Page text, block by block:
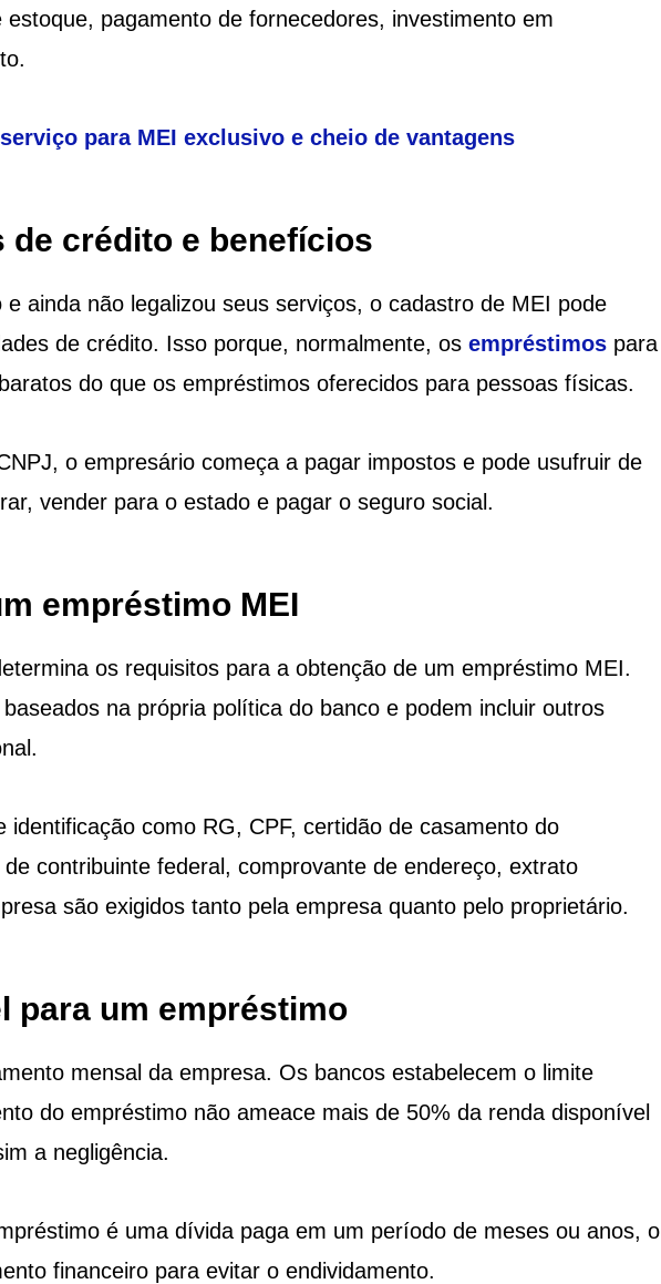
pagamento de fornecedores, investimento em
para MEI exclusivo e cheio de vantagens
de crédito e benefícios
ainda não legalizou seus serviços, o cadastro de MEI pode
de crédito. Isso porque, normalmente, os empréstimospara
do que os empréstimos oferecidos para pessoas físicas.
o empresário começa a pagar impostos e pode usufruir de
vender para o estado e pagar o seguro social.
empréstimo MEI
os requisitos para a obtenção de um empréstimo MEI.
na própria política do banco e podem incluir outros
identificação como RG, CPF, certidão de casamento do
contribuinte federal, comprovante de endereço, extrato
são exigidos tanto pela empresa quanto pelo proprietário.
para um empréstimo
mensal da empresa. Os bancos estabelecem o limite
do empréstimo não ameace mais de 50% da renda disponível
a negligência.
é uma dívida paga em um período de meses ou anos, o
financeiro para evitar o endividamento.